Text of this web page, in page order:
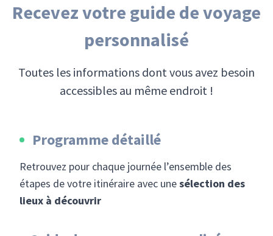
Recevez votre guide de voyage
personnalisé
Toutes les informations dont vous avez besoin
accessibles au même endroit !
Programme détaillé
Retrouvez pour chaque journée l’ensemble des
étapes de votre itinéraire avec unesélection des
lieux à découvrir